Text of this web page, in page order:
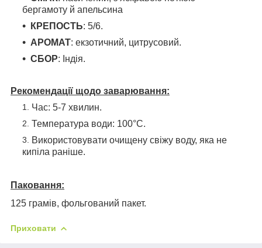
бергамоту й апельсина
КРЕПОСТЬ: 5/6.
АРОМАТ: екзотичний, цитрусовий.
СБОР: Індія.
Рекомендації щодо заварювання:
Час: 5-7 хвилин.
Температура води: 100°С.
Використовувати очищену свіжу воду, яка не
кипіла раніше.
Паковання:
125 грамів, фольгований пакет.
Приховати